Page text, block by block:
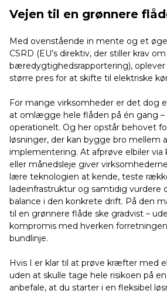
Vejen til en grønnere
Med ovenstående in mente og et
CSRD (EU’s direktiv, der stiller krav
bæredygtighedsrapportering),
større pres for at skifte til elektriske
For mange virksomheder er det dog
at omlægge hele flåden på én gang –
operationelt. Og her opstår behovet
løsninger, der kan bygge bro mellem
implementering. At afprøve elbiler via
eller månedsleje giver
lære teknologien at kende, teste
ladeinfrastruktur og samtidig vurdere
balance i den konkrete drift. På den
til en grønnere flåde ske gradvist –
kompromis med hverken
bundlinje.
Hvis I er klar til at prøve kræfter med
uden at skulle tage hele risikoen på
anbefale, at du starter i en fleksibel